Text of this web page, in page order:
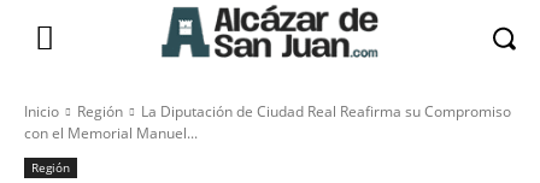
Inicio Región
La Diputación de Ciudad Real Reafirma su Compromiso
con el Memorial Manuel...
Región